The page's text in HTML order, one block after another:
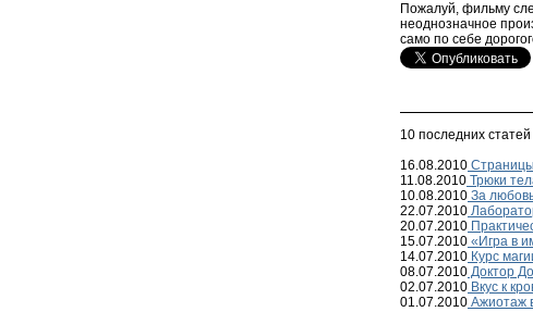
Пожалуй, фильму
неоднозначное
само по себе
10 последних
16.08.2010
11.08.2010 Трюки
10.08.2010 За
22.07.2010
20.07.2010
15.07.2010 «Игра в
14.07.2010 Курс
08.07.2010 Доктор
02.07.2010 Вкус к
01.07.2010 Ажиотаж